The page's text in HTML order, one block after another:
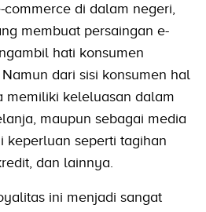
di dalam negeri,
membuat persaingan e-
hati konsumen
dari sisi konsumen hal
memiliki keleluasan dalam
maupun sebagai media
keperluan seperti tagihan
dan lainnya.
ini menjadi sangat